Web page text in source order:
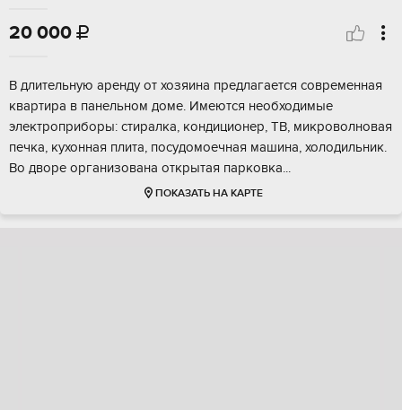
20 000 
В длительную аренду от хозяина предлагается современная
квартира в панельном доме. Имеются необходимые
электроприборы: стиралка, кондиционер, ТВ, микроволновая
печка, кухонная плита, посудомоечная машина, холодильник.
Во дворе организована открытая парковка...
ПОКАЗАТЬ НА КАРТЕ